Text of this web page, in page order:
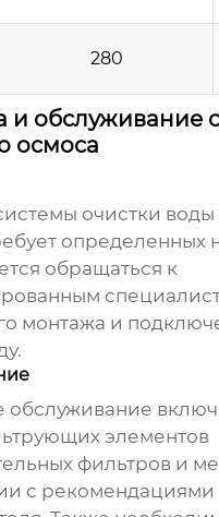
280
и обслуживание
осмоса
очистки
определенных
обращаться к
монтажа и
обслуживание
элементов
фильтров и
с рекомендациями